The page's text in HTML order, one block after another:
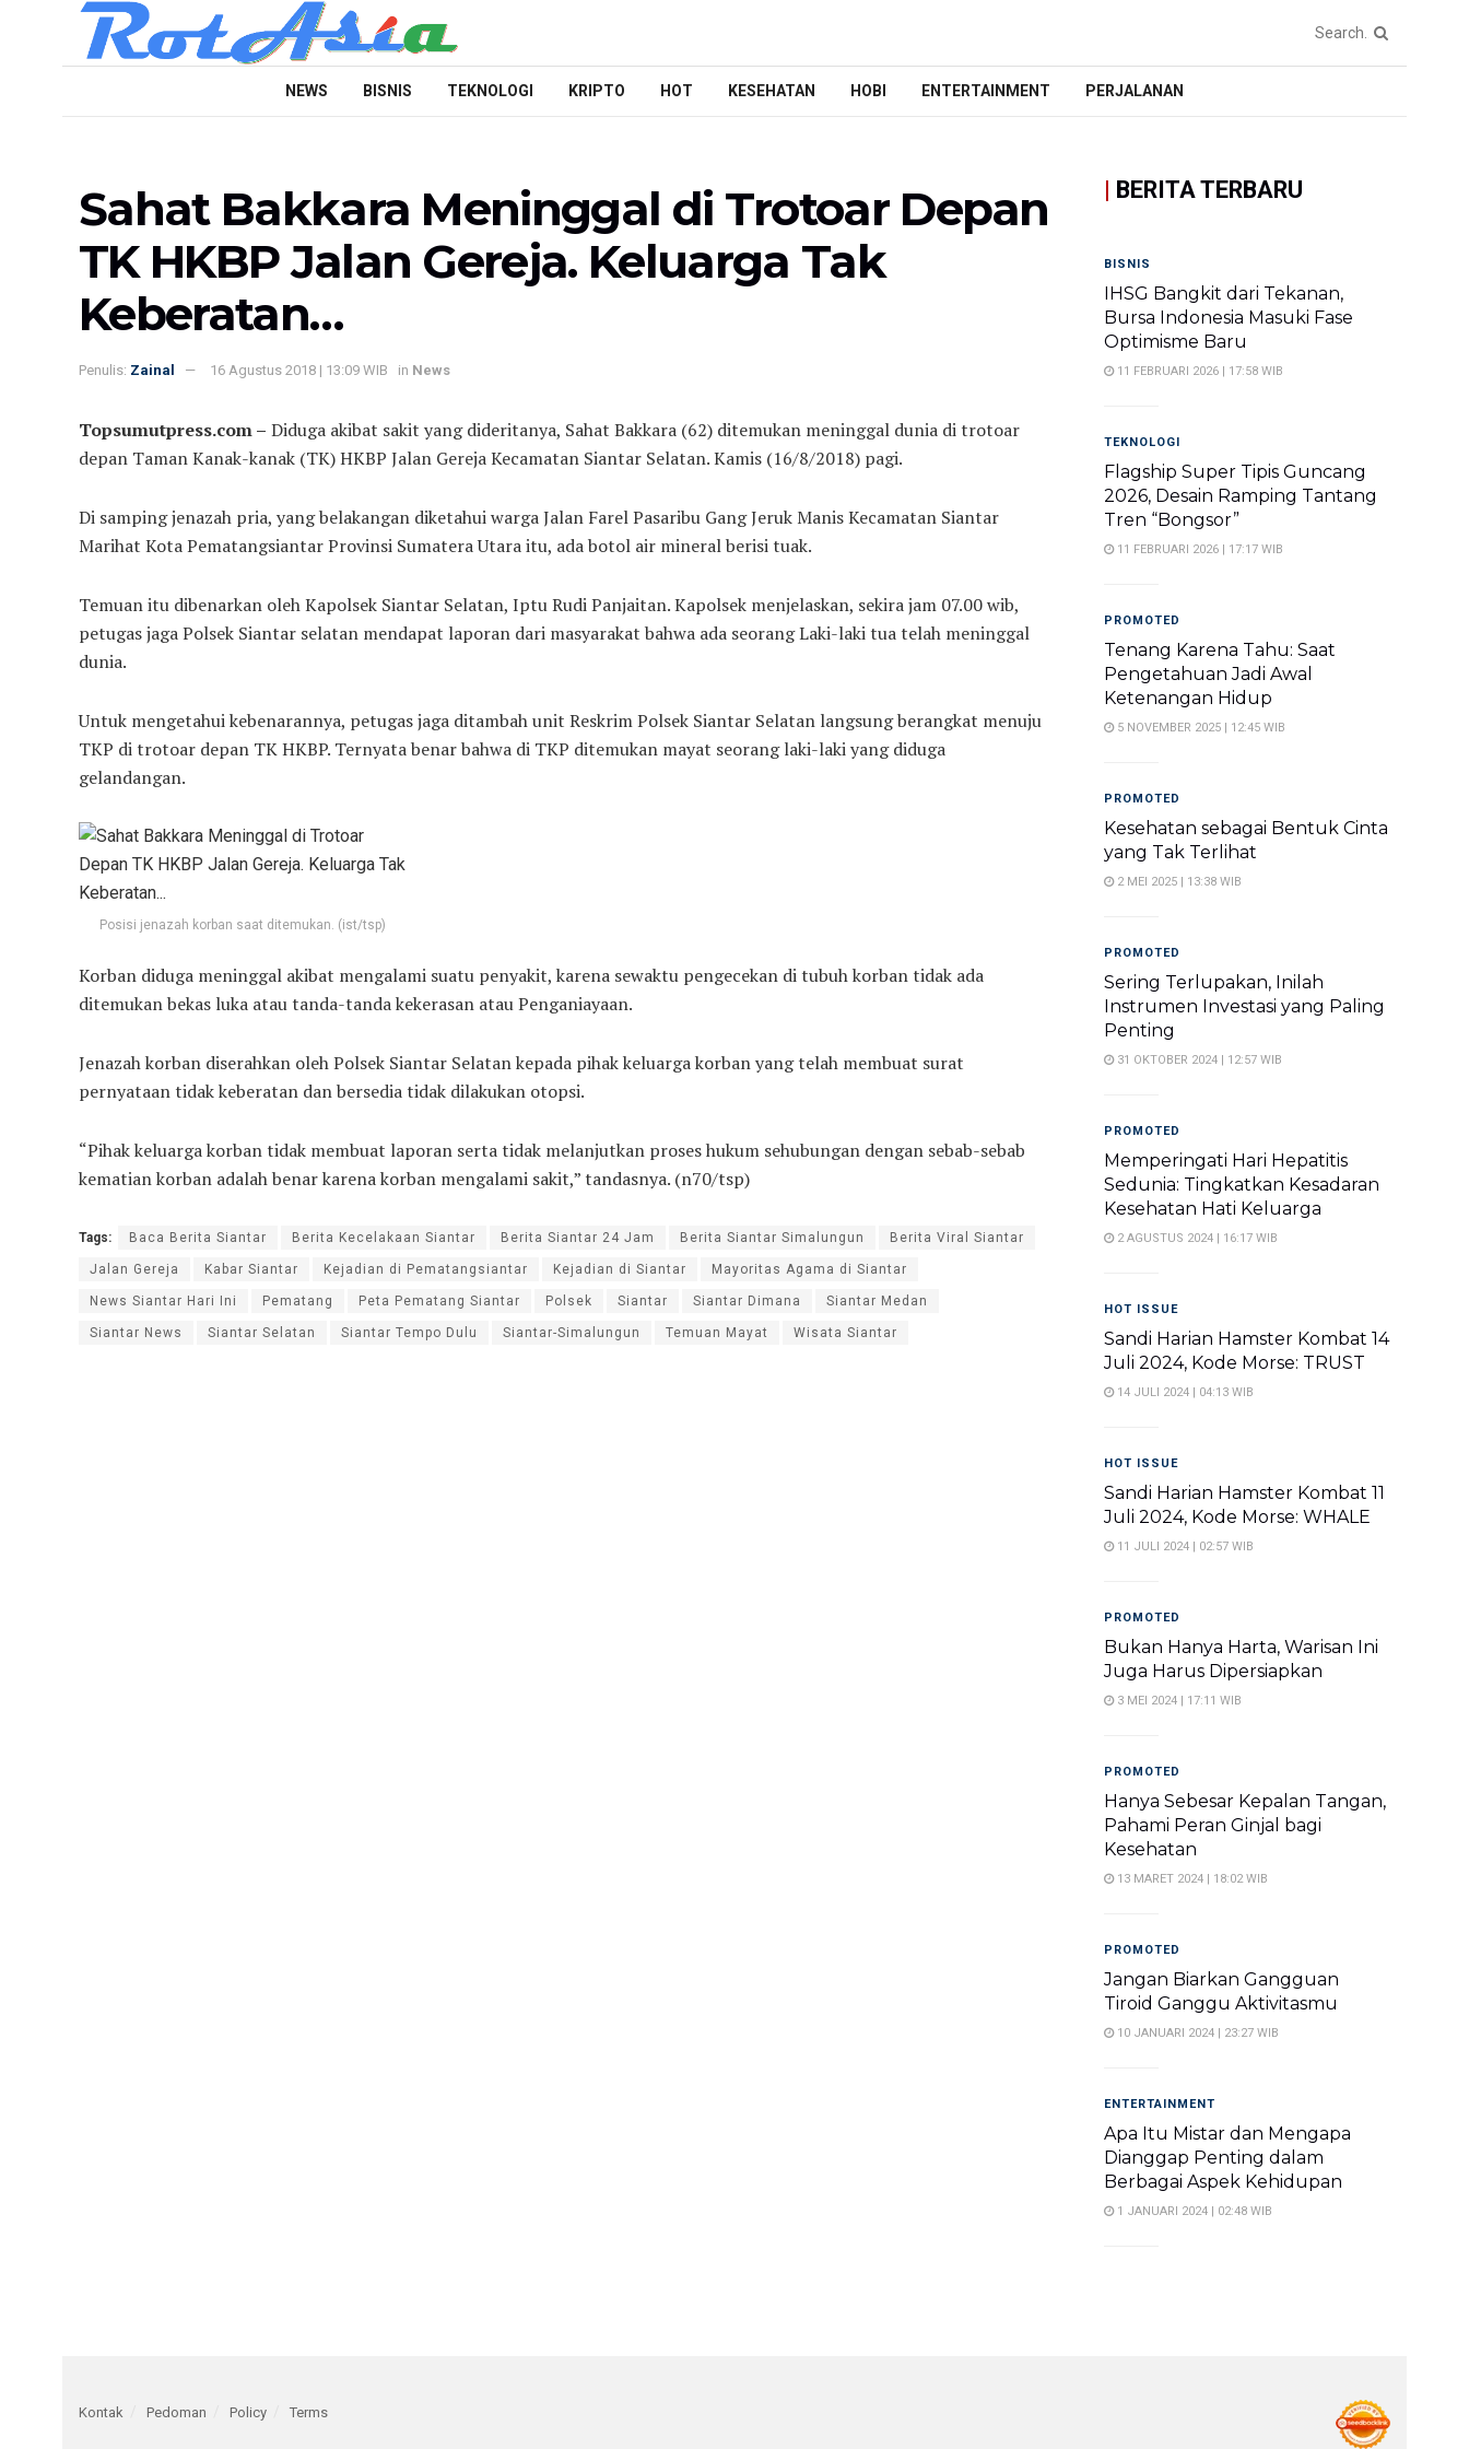
NEWS BISNIS TEKNOLOGI KRIPTO HOT KESEHATAN HOBI ENTERTAINMENT PERJALANAN
Sahat Bakkara Meninggal di Trotoar Depan
TK HKBP Jalan Gereja. Keluarga Tak
Keberatan…
Penulis: Zainal 16 Agustus 2018 | 13:09 WIB in News
Topsumutpress.com – Diduga akibat sakit yang dideritanya, Sahat Bakkara (62) ditemukan meninggal dunia di trotoar
depan Taman Kanak-kanak (TK) HKBP Jalan Gereja Kecamatan Siantar Selatan. Kamis (16/8/2018) pagi.
Di samping jenazah pria, yang belakangan diketahui warga Jalan Farel Pasaribu Gang Jeruk Manis Kecamatan Siantar
Marihat Kota Pematangsiantar Provinsi Sumatera Utara itu, ada botol air mineral berisi tuak.
Temuan itu dibenarkan oleh Kapolsek Siantar Selatan, Iptu Rudi Panjaitan. Kapolsek menjelaskan, sekira jam 07.00 wib,
petugas jaga Polsek Siantar selatan mendapat laporan dari masyarakat bahwa ada seorang Laki-laki tua telah meninggal
dunia.
Untuk mengetahui kebenarannya, petugas jaga ditambah unit Reskrim Polsek Siantar Selatan langsung berangkat menuju
TKP di trotoar depan TK HKBP. Ternyata benar bahwa di TKP ditemukan mayat seorang laki-laki yang diduga
gelandangan.
Posisi jenazah korban saat ditemukan. (ist/tsp)
Korban diduga meninggal akibat mengalami suatu penyakit, karena sewaktu pengecekan di tubuh korban tidak ada
ditemukan bekas luka atau tanda-tanda kekerasan atau Penganiayaan.
Jenazah korban diserahkan oleh Polsek Siantar Selatan kepada pihak keluarga korban yang telah membuat surat
pernyataan tidak keberatan dan bersedia tidak dilakukan otopsi.
“Pihak keluarga korban tidak membuat laporan serta tidak melanjutkan proses hukum sehubungan dengan sebab-sebab
kematian korban adalah benar karena korban mengalami sakit,” tandasnya. (n70/tsp)
Tags: Baca Berita Siantar Berita Kecelakaan Siantar Berita Siantar 24 Jam Berita Siantar Simalungun Berita Viral Siantar
Jalan Gereja Kabar Siantar Kejadian di Pematangsiantar Kejadian di Siantar Mayoritas Agama di Siantar
News Siantar Hari Ini Pematang Peta Pematang Siantar Polsek Siantar Siantar Dimana Siantar Medan
Siantar News Siantar Selatan Siantar Tempo Dulu Siantar-Simalungun Temuan Mayat Wisata Siantar
| BERITA TERBARU
BISNIS
IHSG Bangkit dari Tekanan,
Bursa Indonesia Masuki Fase
Optimisme Baru
11 FEBRUARI 2026 | 17:58 WIB
TEKNOLOGI
Flagship Super Tipis Guncang
2026, Desain Ramping Tantang
Tren “Bongsor”
11 FEBRUARI 2026 | 17:17 WIB
PROMOTED
Tenang Karena Tahu: Saat
Pengetahuan Jadi Awal
Ketenangan Hidup
5 NOVEMBER 2025 | 12:45 WIB
PROMOTED
Kesehatan sebagai Bentuk Cinta
yang Tak Terlihat
2 MEI 2025 | 13:38 WIB
PROMOTED
Sering Terlupakan, Inilah
Instrumen Investasi yang Paling
Penting
31 OKTOBER 2024 | 12:57 WIB
PROMOTED
Memperingati Hari Hepatitis
Sedunia: Tingkatkan Kesadaran
Kesehatan Hati Keluarga
2 AGUSTUS 2024 | 16:17 WIB
HOT ISSUE
Sandi Harian Hamster Kombat 14
Juli 2024, Kode Morse: TRUST
14 JULI 2024 | 04:13 WIB
HOT ISSUE
Sandi Harian Hamster Kombat 11
Juli 2024, Kode Morse: WHALE
11 JULI 2024 | 02:57 WIB
PROMOTED
Bukan Hanya Harta, Warisan Ini
Juga Harus Dipersiapkan
3 MEI 2024 | 17:11 WIB
PROMOTED
Hanya Sebesar Kepalan Tangan,
Pahami Peran Ginjal bagi
Kesehatan
13 MARET 2024 | 18:02 WIB
PROMOTED
Jangan Biarkan Gangguan
Tiroid Ganggu Aktivitasmu
10 JANUARI 2024 | 23:27 WIB
ENTERTAINMENT
Apa Itu Mistar dan Mengapa
Dianggap Penting dalam
Berbagai Aspek Kehidupan
1 JANUARI 2024 | 02:48 WIB
Kontak Pedoman Policy Terms